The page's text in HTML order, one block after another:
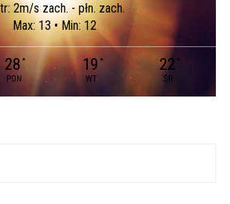
2m/s zach. - płn. zach.
Max: 13 • Min: 12
28°
PON
19 °
WT
22 °
ŚR